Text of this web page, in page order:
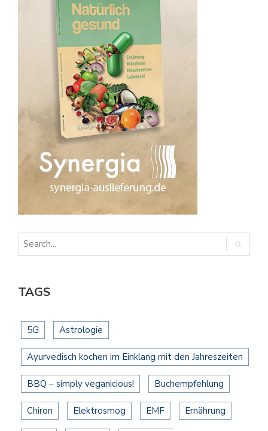
TAGS
5G Astrologie
Ayurvedisch kochen im Einklang mit den Jahreszeiten
BBQ – simply veganicious! Buchempfehlung
Chiron Elektrosmog EMF Ernährung